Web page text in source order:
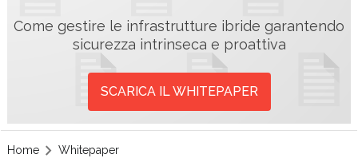
Come gestire le infrastrutture ibride garantendo
sicurezza intrinseca e proattiva
SCARICA IL WHITEPAPER
Home Whitepaper